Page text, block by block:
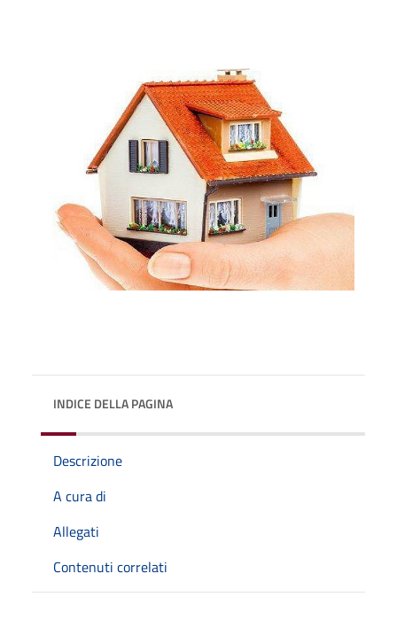
INDICE DELLA PAGINA
Descrizione
A cura di
Allegati
Contenuti correlati